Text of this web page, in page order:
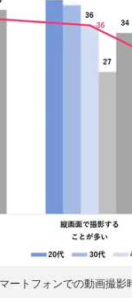
ートフォンでの動画撮影